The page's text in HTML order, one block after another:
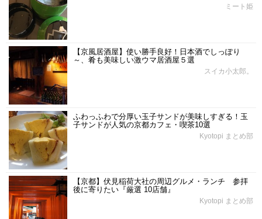
ミート姫
【京風居酒屋】使い勝手良好！日本酒でしっぽり
～、肴も美味しい激ウマ居酒屋５選
スイカ小太郎。
ふわっふわで分厚い玉子サンドが美味しすぎる！玉
子サンドが人気の京都カフェ・喫茶10選
Kyotopi まとめ部
【京都】伏見稲荷大社の周辺グルメ・ランチ 参拝
後に寄りたい『厳選 10店舗』
Kyotopi まとめ部